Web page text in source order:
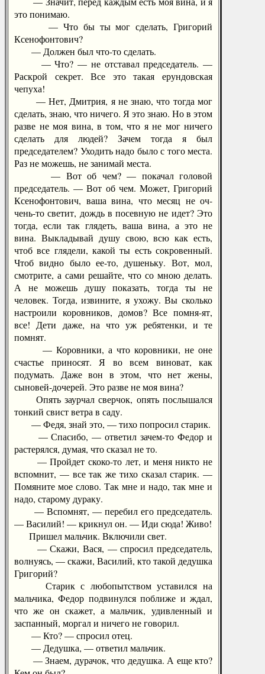
это понимаю.
— Что бы ты мог сделать, Григорий
Ксенофонтович?
— Должен был что-то сделать.
— Что? — не отставал председатель. —
Раскрой секрет. Все это такая ерундовская
чепуха!
— Нет, Дмитрия, я не знаю, что тогда мог
сделать, знаю, что ничего. Я это знаю. Но в этом
разве не моя вина, в том, что я не мог ничего
сделать для людей? Зачем тогда я был
председателем? Уходить надо было с того места.
Раз не можешь, не занимай места.
— Вот об чем? — покачал головой
председатель. — Вот об чем. Может, Григорий
Ксенофонтович, ваша вина, что месяц не оч-
чень-то светит, дождь в посевную не идет? Это
тогда, если так глядеть, ваша вина, а это не
вина. Выкладывай душу свою, всю как есть,
чтоб все глядели, какой ты есть сокровенный.
Чтоб видно было ее-то, душеньку. Вот, мол,
смотрите, а сами решайте, что со мною делать.
А не можешь душу показать, тогда ты не
человек. Тогда, извините, я ухожу. Вы сколько
настроили коровников, домов? Все помня-ят,
все! Дети даже, на что уж ребятенки, и те
помнят.
— Коровники, а что коровники, не оне
счастье приносят. Я во всем виноват, как
подумать. Даже вон в этом, что нет жены,
сыновей-дочерей. Это разве не моя вина?
Опять заурчал сверчок, опять послышался
тонкий свист ветра в саду.
— Федя, знай это, — тихо попросил старик.
— Спасибо, — ответил зачем-то Федор и
растерялся, думая, что сказал не то.
— Пройдет скоко-то лет, и меня никто не
вспомнит, — все так же тихо сказал старик. —
Помяните мое слово. Так мне и надо, так мне и
надо, старому дураку.
— Вспомнят, — перебил его председатель.
— Василий! — крикнул он. — Иди сюда! Живо!
Пришел мальчик. Включили свет.
— Скажи, Вася, — спросил председатель,
волнуясь, — скажи, Василий, кто такой дедушка
Григорий?
Старик с любопытством уставился на
мальчика, Федор подвинулся поближе и ждал,
что же он скажет, а мальчик, удивленный и
заспанный, моргал и ничего не говорил.
— Кто? — спросил отец.
— Дедушка, — ответил мальчик.
— Знаем, дурачок, что дедушка. А еще кто?